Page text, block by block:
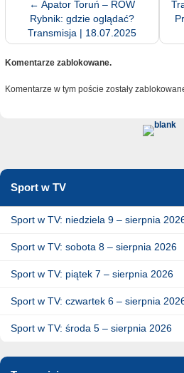
← Apator Toruń – ROW
Rybnik: gdzie oglądać?
Transmisja | 18.07.2025
Komentarze zablokowane.
Komentarze w tym poście zostały
Sport w TV
Sport w TV: niedziela 9 – sierpnia
Sport w TV: sobota 8 – sierpnia 2026
Sport w TV: piątek 7 – sierpnia 2026
Sport w TV: czwartek 6 – sierpnia
Sport w TV: środa 5 – sierpnia 2026